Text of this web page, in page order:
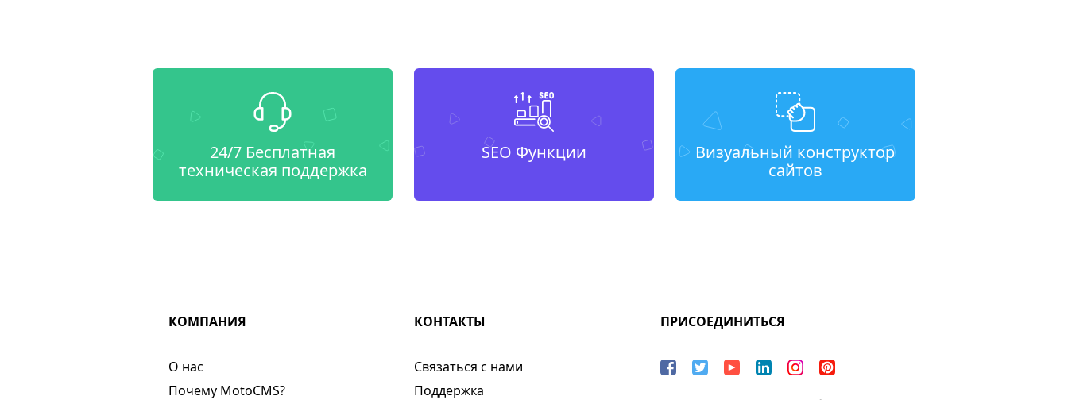
24/7 Бесплатная
техническая поддержка
SEO Функции
Визуальный конструктор
сайтов
КОМПАНИЯ
О нас​
Почему MotoCMS?
КОНТАКТЫ
Связаться с нами
Поддержка
ПРИСОЕДИНИТЬСЯ